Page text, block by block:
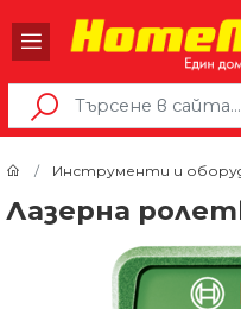
Инструменти и
Лазерна